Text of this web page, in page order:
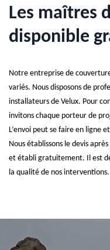
Les maîtres
disponible
Notre entreprise de
variés. Nous disposons de
installateurs de Velux. Pour
invitons chaque porteur de
L’envoi peut se faire en ligne
Nous établissons le devis
et établi gratuitement. Il est
la qualité de nos interventions.